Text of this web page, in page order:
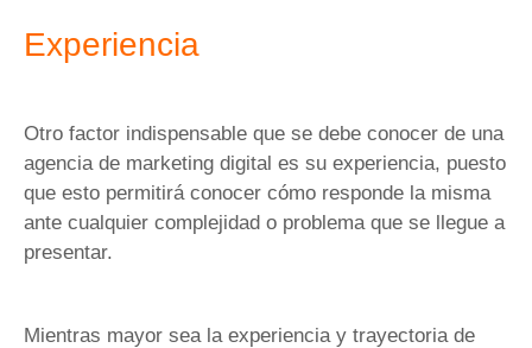
Experiencia
Otro factor indispensable que se debe conocer de una
agencia de marketing digital es su experiencia, puesto
que esto permitirá conocer cómo responde la misma
ante cualquier complejidad o problema que se llegue a
presentar.
Mientras mayor sea la experiencia y trayectoria de